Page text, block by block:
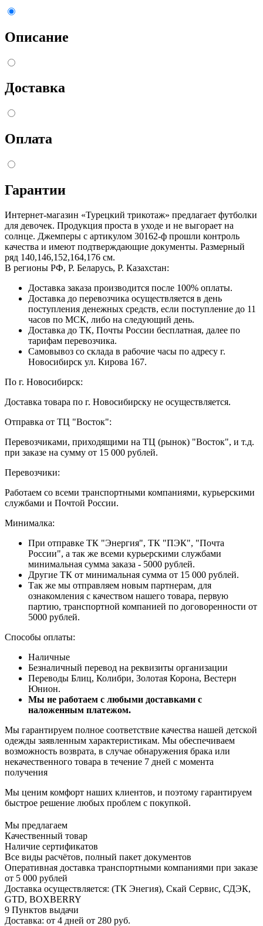
Описание
Доставка
Оплата
Гарантии
Интернет-магазин «Турецкий трикотаж» предлагает футболки
для девочек. Продукция проста в уходе и не выгорает на
солнце. Джемперы с артикулом 30162-ф прошли контроль
качества и имеют подтверждающие документы. Размерный
ряд 140,146,152,164,176 см.
В регионы РФ, Р. Беларусь, Р. Казахстан:
Доставка заказа производится после 100% оплаты.
Доставка до перевозчика осуществляется в день
поступления денежных средств, если поступление до 11
часов по МСК, либо на следующий день.
Доставка до ТК, Почты России бесплатная, далее по
тарифам перевозчика.
Самовывоз со склада в рабочие часы по адресу г.
Новосибирск ул. Кирова 167.
По г. Новосибирск:
Доставка товара по г. Новосибирску не осуществляется.
Отправка от ТЦ "Восток":
Перевозчиками, приходящими на ТЦ (рынок) "Восток", и т.д.
при заказе на сумму от 15 000 рублей.
Перевозчики:
Работаем со всеми транспортными компаниями, курьерскими
службами и Почтой России.
Минималка:
При отправке ТК "Энергия", ТК "ПЭК", "Почта
России", а так же всеми курьерскими службами
минимальная сумма заказа - 5000 рублей.
Другие ТК от минимальная сумма от 15 000 рублей.
Так же мы отправляем новым партнерам, для
ознакомления с качеством нашего товара, первую
партию, транспортной компанией по договоренности от
5000 рублей.
Способы оплаты:
Наличные
Безналичный перевод на реквизиты организации
Переводы Блиц, Колибри, Золотая Корона, Вестерн
Юнион.
Мы не работаем с любыми доставками с
наложенным платежом.
Мы гарантируем полное соответствие качества нашей детской
одежды заявленным характеристикам. Мы обеспечиваем
возможность возврата, в случае обнаружения брака или
некачественного товара в течение 7 дней с момента
получения
Мы ценим комфорт наших клиентов, и поэтому гарантируем
быстрое решение любых проблем с покупкой.
Мы предлагаем
Качественный товар
Наличие сертификатов
Все виды расчётов, полный пакет документов
Оперативная доставка транспортными компаниями при заказе
от 5 000 рублей
Доставка осуществляется: (ТК Энегия), Скай Сервис, СДЭК,
GTD, BOXBERRY
9 Пунктов выдачи
Доставка: от 4 дней от 280 руб.